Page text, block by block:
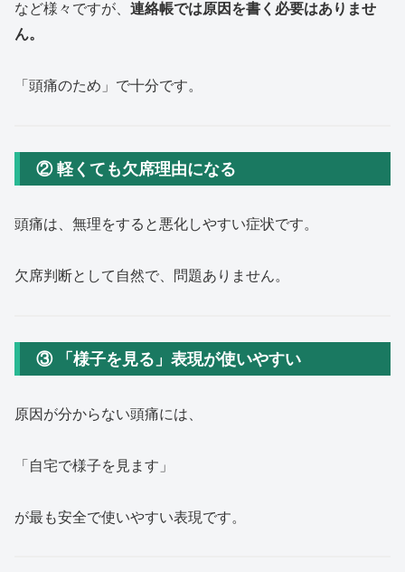
など様々ですが、 連絡帳では原因を書く必要はありませ
ん。
「頭痛のため」で十分です。
② 軽くても欠席理由になる
頭痛は、無理をすると悪化しやすい症状です。
欠席判断として自然で、問題ありません。
③ 「様子を見る」表現が使いやすい
原因が分からない頭痛には、
「自宅で様子を見ます」
が最も安全で使いやすい表現です。